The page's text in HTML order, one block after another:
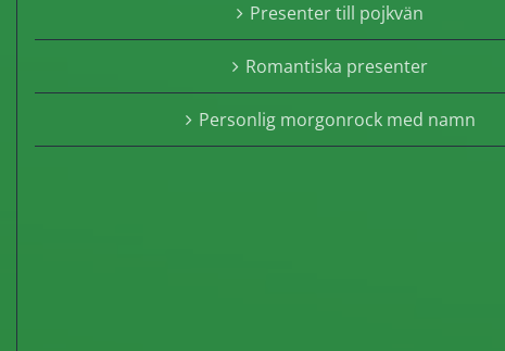
Presenter till pojkvän
Romantiska presenter
Personlig morgonrock med namn